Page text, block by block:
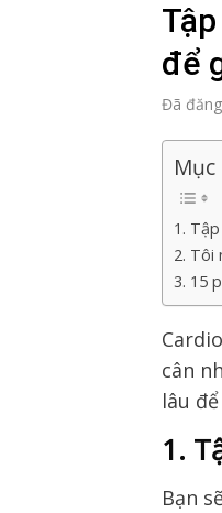
để
Đã
Mục
1.
2. Tôi
3. 15
cân
lâu
1.
Bạn